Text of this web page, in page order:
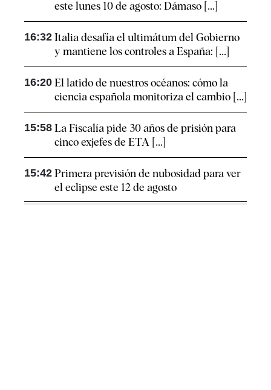
este lunes 10 de agosto: Dámaso [...]
16:32 Italia desafía el ultimátum del Gobierno
y mantiene los controles a España: [...]
16:20 El latido de nuestros océanos: cómo la
ciencia española monitoriza el cambio [...]
15:58 La Fiscalía pide 30 años de prisión para
cinco exjefes de ETA [...]
15:42 Primera previsión de nubosidad para ver
el eclipse este 12 de agosto